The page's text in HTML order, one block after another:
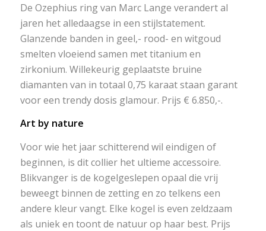
De Ozephius ring van Marc Lange verandert al
jaren het alledaagse in een stijlstatement.
Glanzende banden in geel,- rood- en witgoud
smelten vloeiend samen met titanium en
zirkonium. Willekeurig geplaatste bruine
diamanten van in totaal 0,75 karaat staan garant
voor een trendy dosis glamour. Prijs € 6.850,-.
Art by nature
Voor wie het jaar schitterend wil eindigen of
beginnen, is dit collier het ultieme accessoire.
Blikvanger is de kogelgeslepen opaal die vrij
beweegt binnen de zetting en zo telkens een
andere kleur vangt. Elke kogel is even zeldzaam
als uniek en toont de natuur op haar best. Prijs